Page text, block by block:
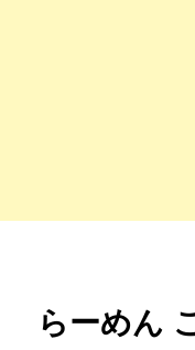
らーめん